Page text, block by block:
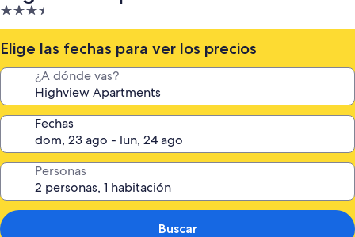
Alojamiento
de
3.5 estrellas
Elige las fechas para ver los precios
¿A dónde vas?
Fechas
Personas
Buscar